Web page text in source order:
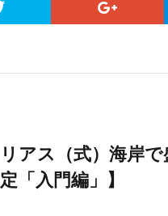
リアス（式）海岸
定「入門編」】